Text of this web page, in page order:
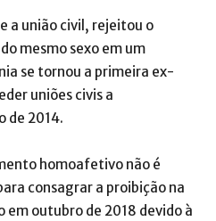
a união civil, rejeitou o
mesmo sexo em um
se tornou a primeira ex-
uniões civis a
de 2014.
homoafetivo não é
consagrar a proibição na
outubro de 2018 devido à